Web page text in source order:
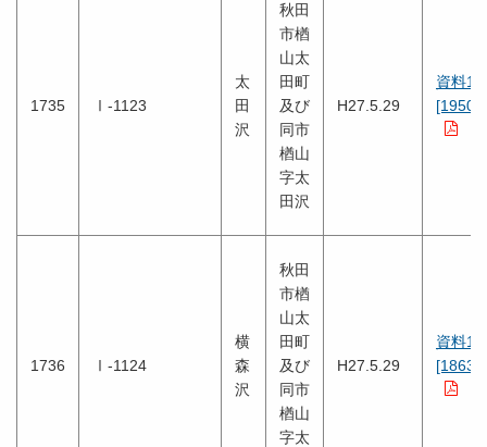
1735 Ⅰ-1123
太
田
沢
秋田
市楢
山太
田町
及び
同市
楢山
字太
田沢
H27.5.29
資料1
1736 Ⅰ-1124
横
森
沢
秋田
市楢
山太
田町
及び
同市
楢山
字太
H27.5.29
資料1